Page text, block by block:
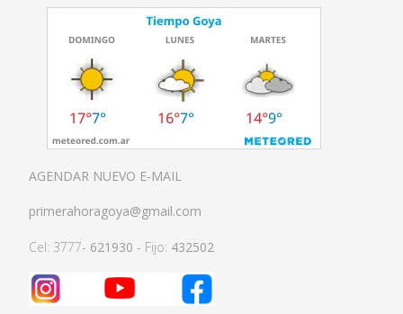
AGENDAR NUEVO E-MAIL
primerahoragoya@gmail.com
Cel: 3777- 621930 - Fijo: 432502